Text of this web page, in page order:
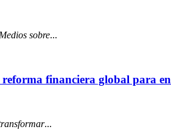
sobre...
financiera global para
...